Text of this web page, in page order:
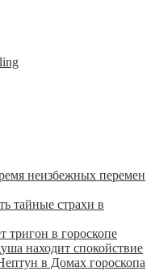
неизбежных перемен
тайные страхи в
тригон в гороскопе
находит спокойствие
в Домах гороскопа